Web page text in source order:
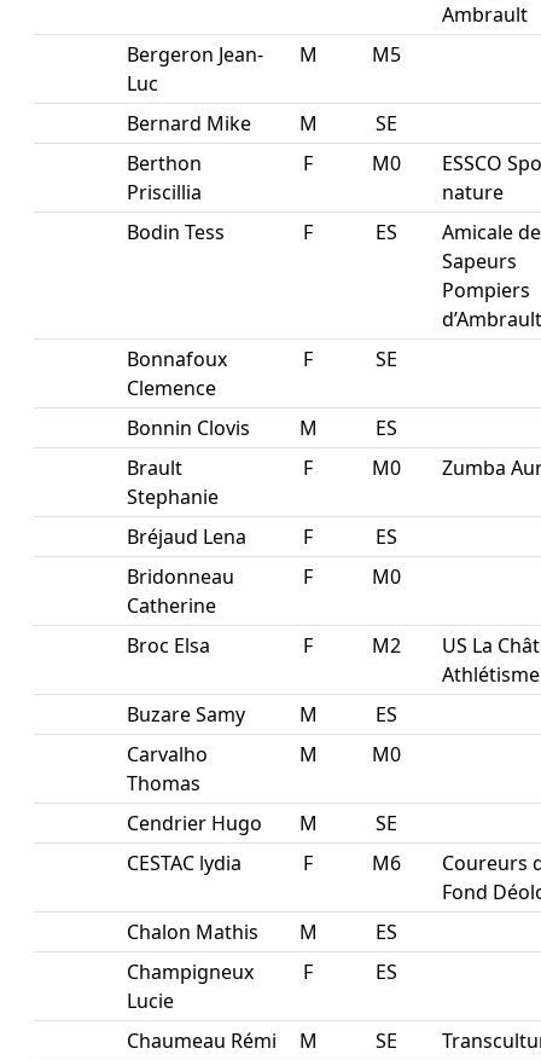
Ambrault
Bergeron Jean-
Luc
M M5
Bernard Mike M
SE
Berthon
Priscillia
F M0
ESSCO
nature
Bodin Tess
F ES
Amicale
Sapeurs
Pompiers
d’Ambrault
Bonnafoux
Clemence
F SE
Bonnin Clovis M
ES
Brault
Stephanie
F M0 Zumba
Bréjaud Lena F
ES
Bridonneau
Catherine
F M0
Broc Elsa F M2
US La
Athlétisme
Buzare Samy
M
ES
Carvalho
Thomas
M M0
Cendrier Hugo M
SE
CESTAC lydia
F M6
Coureurs
Fond
Chalon Mathis
M
ES
Champigneux
Lucie
F ES
Chaumeau Rémi M SE